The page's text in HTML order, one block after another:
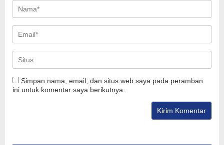
Simpan nama, email, dan situs web saya pada peramban
ini untuk komentar saya berikutnya.